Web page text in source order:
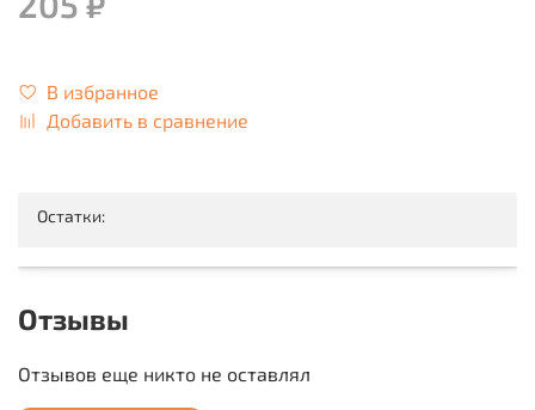
В избранное
Добавить в сравнение
Остатки:
Отзывы
Отзывов еще никто не оставлял